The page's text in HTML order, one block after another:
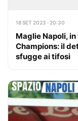
18 SET 2023 · 20:30
Maglie Napoli,
Champions: il
sfugge ai tifosi